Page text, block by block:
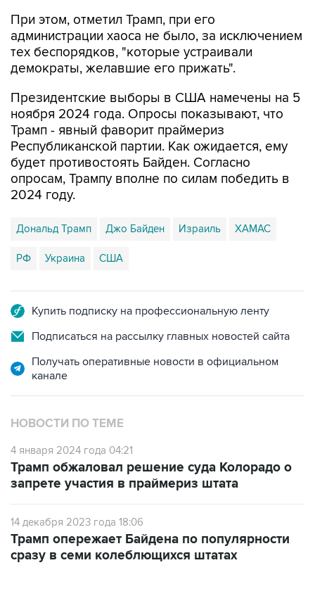
При этом, отметил Трамп, при его
администрации хаоса не было, за исключением
тех беспорядков, "которые устраивали
демократы, желавшие его прижать".
Президентские выборы в США намечены на 5
ноября 2024 года. Опросы показывают, что
Трамп - явный фаворит праймериз
Республиканской партии. Как ожидается, ему
будет противостоять Байден. Согласно
опросам, Трампу вполне по силам победить в
2024 году.
Дональд Трамп Джо Байден Израиль ХАМАС
РФ Украина США
Купить подписку на профессиональную ленту
Подписаться на рассылку главных новостей сайта
Получать оперативные новости в официальном
канале
НОВОСТИ ПО ТЕМЕ
4 января 2024 года 04:21
Трамп обжаловал решение суда Колорадо о
запрете участия в праймериз штата
14 декабря 2023 года 18:06
Трамп опережает Байдена по популярности
сразу в семи колеблющихся штатах